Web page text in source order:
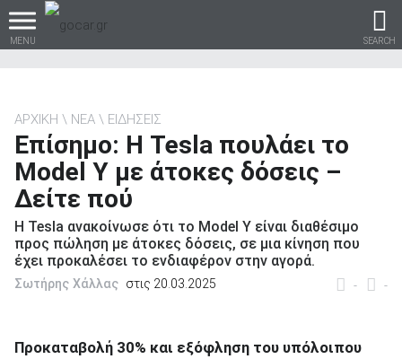
MENU SEARCH
Βρες τα πάντα για το
αυτοκίνητο!
βρες το!
ΑΡΧΙΚΗ ΝΕΑ ΕΙΔΗΣΕΙΣ
Επίσημο: Η Tesla πουλάει το
Model Y με άτοκες δόσεις –
Δείτε πού
Η Tesla ανακοίνωσε ότι το Model Y είναι διαθέσιμο
προς πώληση με άτοκες δόσεις, σε μια κίνηση που
έχει προκαλέσει το ενδιαφέρον στην αγορά.
- -
Σωτήρης Χάλλας στις 20.03.2025
Προκαταβολή 30% και εξόφληση του υπόλοιπου